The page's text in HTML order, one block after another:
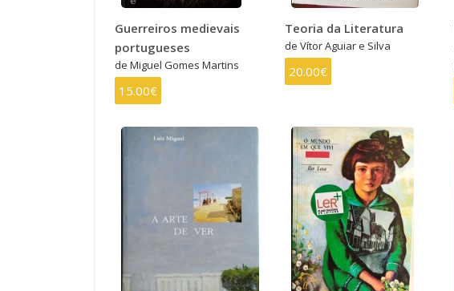
Guerreiros medievais
portugueses
de Miguel Gomes Martins
15.00€
Teoria da Literatura
de Vítor Aguiar e Silva
20.00€